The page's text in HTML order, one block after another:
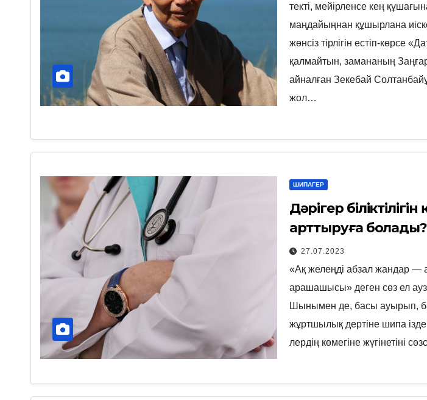
текті, мейірленсе кең
маңдайыңнан құшырлана
жөнсіз тірлігін естіп-көрсе
қалмайтын, замананың
айналған Зекебай
жол…
ШИПАГЕР
Дәрігер
арттыруға болады?
27.07.2023
«Ақ желеңді абзал жандар
арашашысы» деген сөз ел
Шынымен де, басы ауырып,
жұртшылық дертіне шипа
лердің көмегіне жүгінетіні